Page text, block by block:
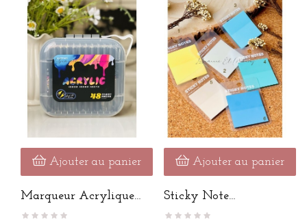
Ajouter au panier
Marqueur Acrylique
De 48...
Ajouter au panier
Sticky Note
Transparent